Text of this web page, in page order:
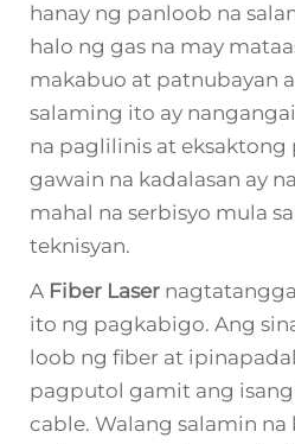
hanay ng panloob na
halo ng gas na may
makabuo at patnubayan
salaming ito ay
na paglilinis at
gawain na kadalasan ay
mahal na serbisyo mula
teknisyan.
A Fiber Laser
ito ng pagkabigo. Ang
loob ng fiber at
pagputol gamit ang
cable. Walang salamin